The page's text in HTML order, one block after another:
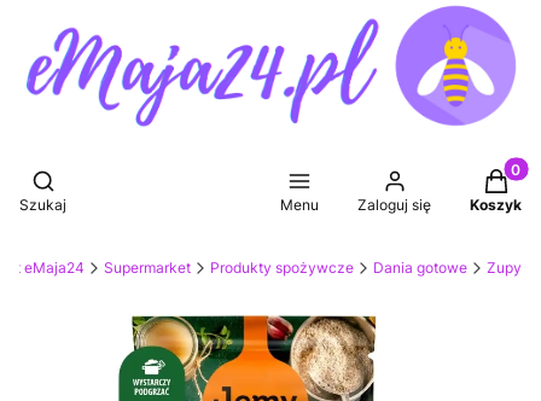
Otwórz wyszukiwarkę
Szukaj Menu Zaloguj się Koszyk
eMaja24 Supermarket Produkty spożywcze Dania gotowe Zupy